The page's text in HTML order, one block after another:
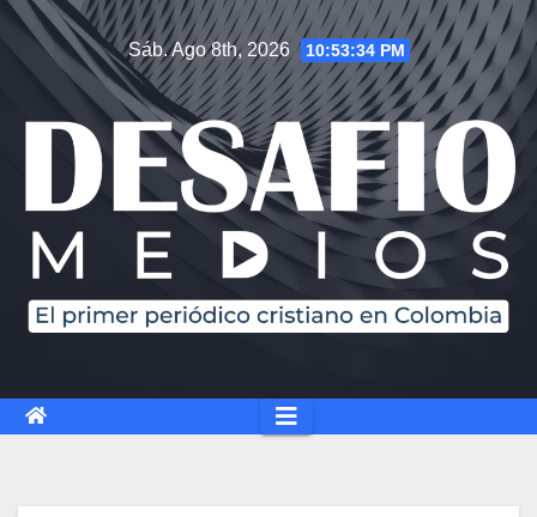
Sáb. Ago 8th, 2026 10:53:35 PM